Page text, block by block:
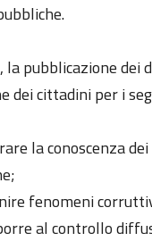
la pubblicazione dei
dei cittadini per i
la conoscenza
fenomeni
al controllo